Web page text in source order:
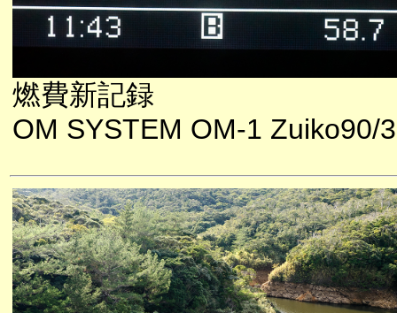
燃費新記録
OM SYSTEM OM-1 Zuiko90/